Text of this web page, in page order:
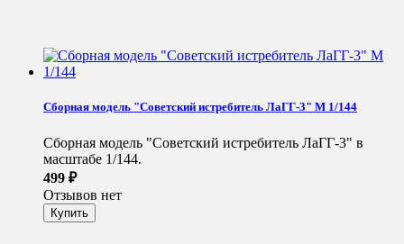
Сборная модель "Советский истребитель ЛаГГ-3" М 1/144
Сборная модель "Советский истребитель ЛаГГ-3" в
масштабе 1/144.
499 ₽
Отзывов нет